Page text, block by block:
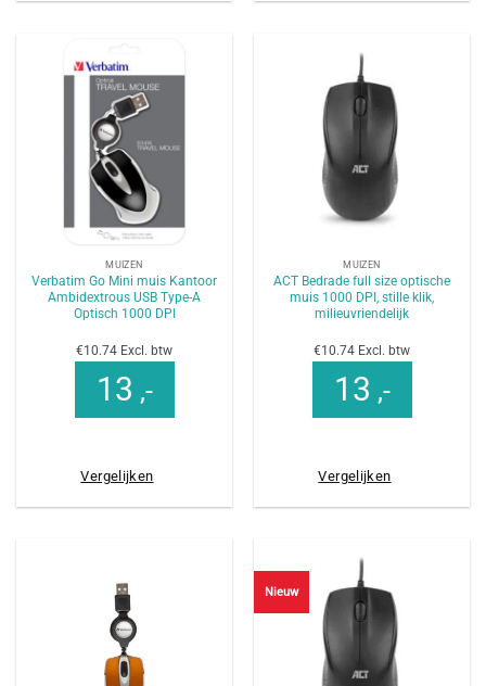
MUIZEN
Verbatim Go Mini muis Kantoor
Ambidextrous USB Type-A
Optisch 1000 DPI
€10.74 Excl. btw
13 ,-
Vergelijken
MUIZEN
ACT Bedrade full size optische
muis 1000 DPI, stille klik,
milieuvriendelijk
€10.74 Excl. btw
13 ,-
Vergelijken
Nieuw